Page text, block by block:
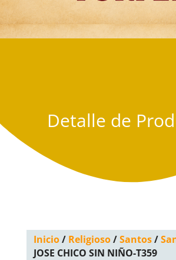
Detalle de
Inicio/ Religioso/Santos/
JOSE CHICO SIN NIÑO-T359